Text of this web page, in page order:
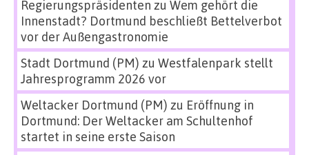
Regierungspräsidenten zu Wem gehört die
Innenstadt? Dortmund beschließt Bettelverbot
vor der Außengastronomie
Stadt Dortmund (PM) zu Westfalenpark stellt
Jahresprogramm 2026 vor
Weltacker Dortmund (PM) zu Eröffnung in
Dortmund: Der Weltacker am Schultenhof
startet in seine erste Saison